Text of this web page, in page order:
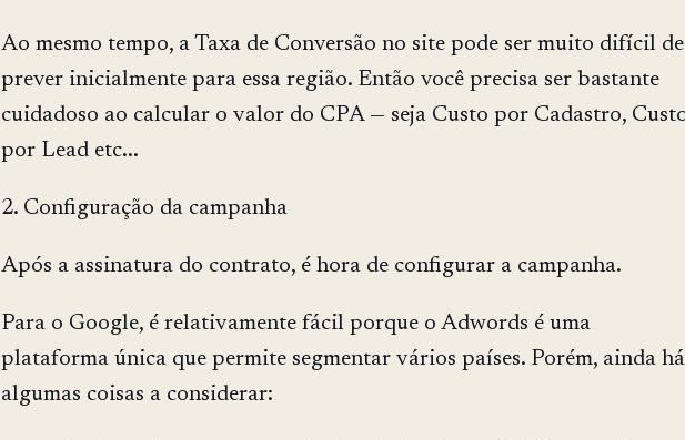
Ao mesmo tempo, a Taxa de Conversão no site pode ser muito difícil de
prever inicialmente para essa região. Então você precisa ser bastante
cuidadoso ao calcular o valor do CPA — seja Custo por Cadastro,
por Lead etc...
2. Configuração da campanha
Após a assinatura do contrato, é hora de configurar a campanha.
Para o Google, é relativamente fácil porque o Adwords é uma
plataforma única que permite segmentar vários países. Porém, ainda há
algumas coisas a considerar: